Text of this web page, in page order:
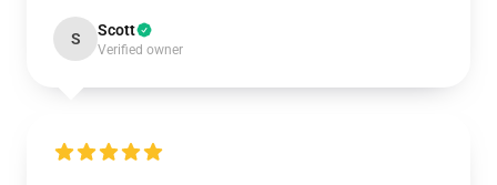
S Scott
Verified owner